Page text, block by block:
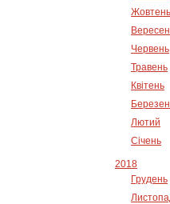
Жовтень
Червень
Травень
Квітень
Лютий
Січень
2018
Грудень